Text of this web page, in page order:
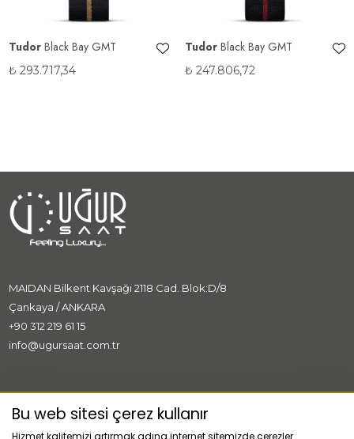
Tudor Black Bay GMT
₺ 293.717,34
Tudor Black Bay GMT
₺ 247.806,72
MAIDAN Bilkent Kavşağı 2118 Cad. Blok:D/8
Çankaya / ANKARA
+90 312 219 61 15
info@ugursaat.com.tr
MARKALAR
Bu web sitesi çerez kullanır
Hizmet kalitemizi artırmak adına internet sitemizde çerezler